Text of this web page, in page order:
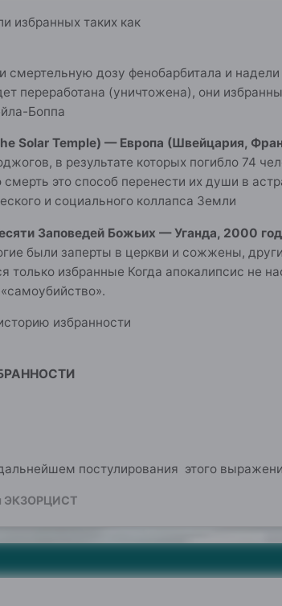
избранных таких как
смертельную дозу фенобарбитала и
переработана (уничтожена), они
Боппа
Solar Temple) — Европа (Швейцария,
в результате которых погибло 74
смерть это способ перенести их души в
и социального коллапса Земли
Заповедей Божьих — Уганда, 2000 год
были заперты в церкви и сожжены,
только избранные Когда апокалипсис не
избранности
постулирования этого
ЭКЗОРЦИСТ